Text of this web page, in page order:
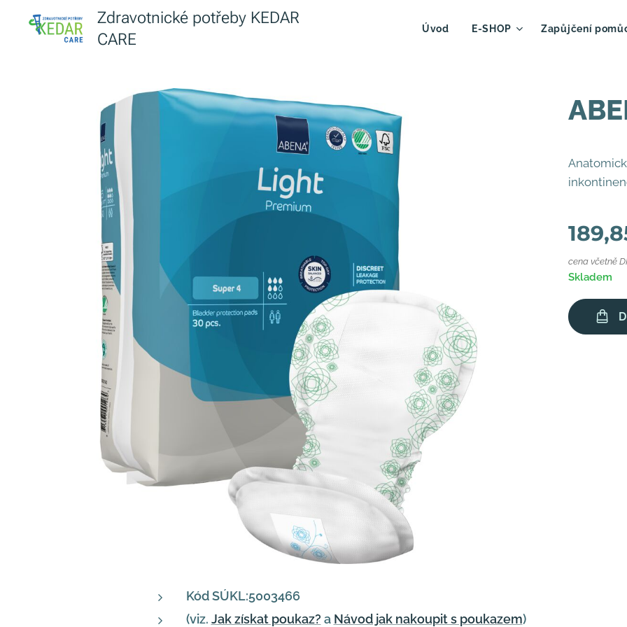
Zdravotnické potřeby KEDAR
CARE
Úvod E-SHOP Zapůjčení
cena včetně
Skladem
Kód SÚKL:5003466
(viz. Jak získat poukaz? a Návod jak nakoupit s poukazem)